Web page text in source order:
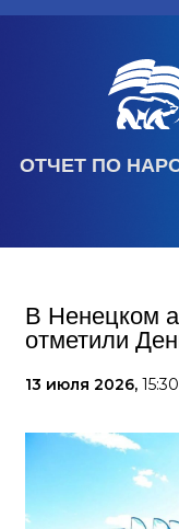
ОТЧЕТ ПО
В Ненецком
отметили
13 июля 2026, 15:30